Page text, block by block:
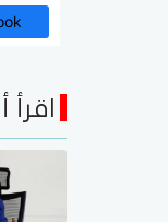
اقرأ